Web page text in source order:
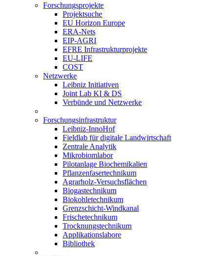
Forschungsprojekte
Projektsuche
EU Horizon Europe
ERA-Nets
EIP-AGRI
EFRE Infrastrukturprojekte
EU-LIFE
COST
Netzwerke
Leibniz Initiativen
Joint Lab KI & DS
Verbünde und Netzwerke
Forschungsinfrastruktur
Leibniz-InnoHof
Fieldlab für digitale Landwirtschaft
Zentrale Analytik
Mikrobiomlabor
Pilotanlage Biochemikalien
Pflanzenfasertechnikum
Agrarholz-Versuchsflächen
Biogastechnikum
Biokohletechnikum
Grenzschicht-Windkanal
Frischetechnikum
Trocknungstechnikum
Applikationslabore
Bibliothek